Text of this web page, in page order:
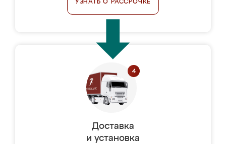
УЗНАТЬ О РАССРОЧКЕ
Доставка
и установка